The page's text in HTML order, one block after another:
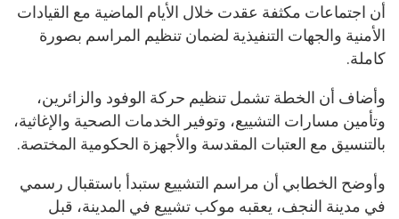
أن اجتماعات مكثفة عقدت خلال الأيام الماضية مع القيادات
الأمنية والجهات التنفيذية لضمان تنظيم المراسم بصورة
كاملة.
وأضاف أن الخطة تشمل تنظيم حركة الوفود والزائرين،
وتأمين مسارات التشييع، وتوفير الخدمات الصحية والإغاثية،
بالتنسيق مع العتبات المقدسة والأجهزة الحكومية المختصة.
وأوضح الخطابي أن مراسم التشييع ستبدأ باستقبال رسمي
في مدينة النجف، يعقبه موكب تشييع في المدينة، قبل